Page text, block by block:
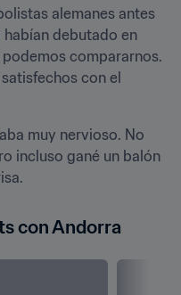
alemanes antes
debutado en
compararnos.
con el
muy nervioso. No
incluso gané un balón
con Andorra